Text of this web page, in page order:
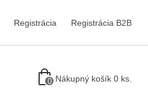
Registrácia Registrácia B2B
0 Nákupný košík 0 ks.